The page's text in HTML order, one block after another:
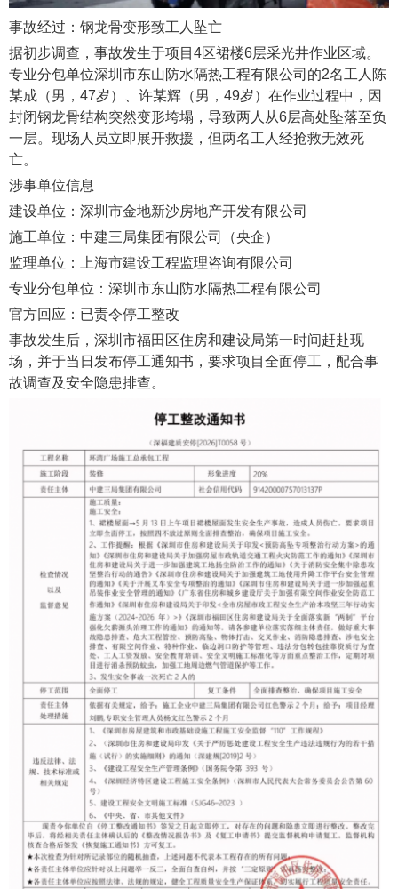
事故经过：钢龙骨变形致工人坠亡
据初步调查，事故发生于项目4区裙楼6层采光井作业区域。
专业分包单位深圳市东山防水隔热工程有限公司的2名工人陈
某成（男，47岁）、许某辉（男，49岁）在作业过程中，因
封闭钢龙骨结构突然变形垮塌，导致两人从6层高处坠落至负
一层。现场人员立即展开救援，但两名工人经抢救无效死
亡。
涉事单位信息
建设单位：深圳市金地新沙房地产开发有限公司
施工单位：中建三局集团有限公司（央企）
监理单位：上海市建设工程监理咨询有限公司
专业分包单位：深圳市东山防水隔热工程有限公司
官方回应：已责令停工整改
事故发生后，深圳市福田区住房和建设局第一时间赶赴现
场，并于当日发布停工通知书，要求项目全面停工，配合事
故调查及安全隐患排查。